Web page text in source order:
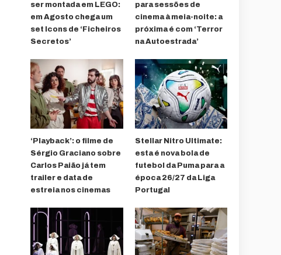
ser montada em LEGO:
em Agosto chega um
set Icons de ‘Ficheiros
Secretos’
para sessões de
cinema à meia-noite: a
próxima é com ‘Terror
na Autoestrada’
‘Playback’: o filme de
Sérgio Graciano sobre
Carlos Paião já tem
trailer e data de
estreia nos cinemas
Stellar Nitro Ultimate:
esta é nova bola de
futebol da Puma para a
época 26/27 da Liga
Portugal